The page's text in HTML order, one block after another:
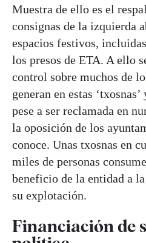
Muestra de ello es el
consignas de la izquierda
espacios festivos,
los presos de ETA. A ello
control sobre muchos de
generan en estas
pese a ser reclamada en
la oposición de los
conoce. Unas txosnas en
miles de personas
beneficio de la entidad a
su explotación.
Financiación de